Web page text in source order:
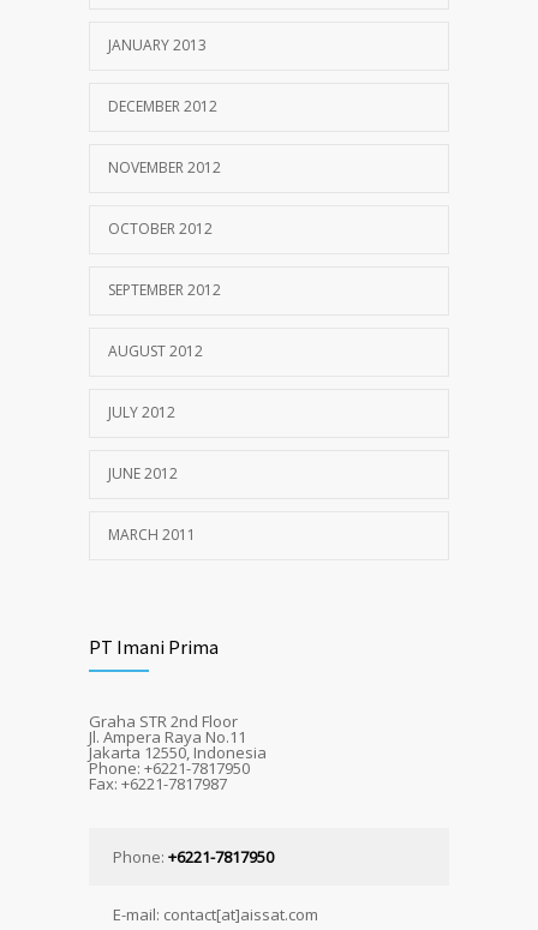
JANUARY 2013
DECEMBER 2012
NOVEMBER 2012
OCTOBER 2012
SEPTEMBER 2012
AUGUST 2012
JULY 2012
JUNE 2012
MARCH 2011
PT Imani Prima
Graha STR 2nd Floor
Jl. Ampera Raya No.11
Jakarta 12550, Indonesia
Phone: +6221-7817950
Fax: +6221-7817987
Phone: +6221-7817950
E-mail: contact[at]aissat.com